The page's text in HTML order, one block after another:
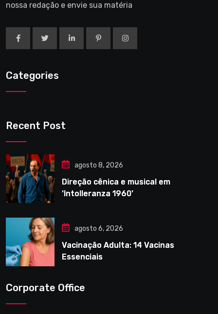
nossa redação e envie sua matéria
Categories
Recent Post
agosto 8, 2026
Direção cênica e musical em
‘Intolleranza 1960’
agosto 6, 2026
Vacinação Adulta: 14 Vacinas
Essenciais
Corporate Office